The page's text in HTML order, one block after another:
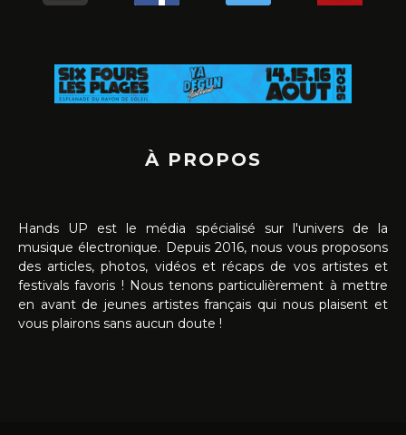
À PROPOS
Hands UP est le média spécialisé sur l'univers de la
musique électronique. Depuis 2016, nous vous proposons
des articles, photos, vidéos et récaps de vos artistes et
festivals favoris ! Nous tenons particulièrement à mettre
en avant de jeunes artistes français qui nous plaisent et
vous plairons sans aucun doute !